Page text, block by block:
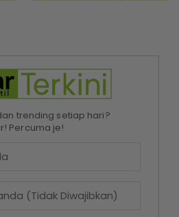
trending setiap hari?
Percuma je!